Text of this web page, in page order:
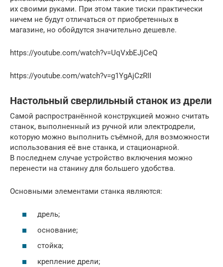
их своими руками. При этом такие тиски практически
ничем не будут отличаться от приобретенных в
магазине, но обойдутся значительно дешевле.
https://youtube.com/watch?v=UqVxbEJjCeQ
https://youtube.com/watch?v=g1YgAjCzRII
Настольный сверлильный станок из дрели
Самой распространённой конструкцией можно считать
станок, выполненный из ручной или электродрели,
которую можно выполнить съёмной, для возможности
использования её вне станка, и стационарной.
В последнем случае устройство включения можно
перенести на станину для большего удобства.
Основными элементами станка являются:
дрель;
основание;
стойка;
крепление дрели;